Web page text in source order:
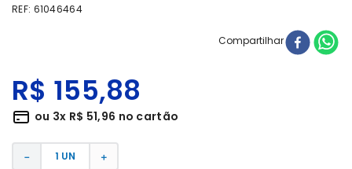
REF: 61046464
Compartilhar
R$ 155,88
ou 3x R$ 51,96 no cartão
＋
－